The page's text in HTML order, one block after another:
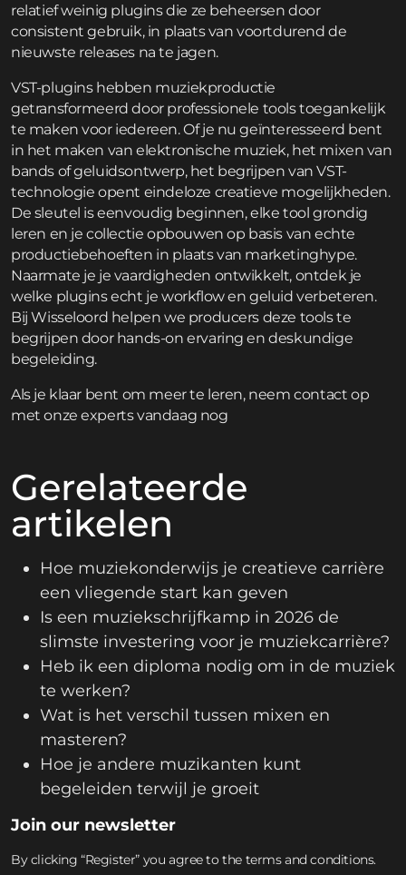
relatief weinig plugins die ze beheersen door
consistent gebruik, in plaats van voortdurend de
nieuwste releases na te jagen.
VST-plugins hebben muziekproductie
getransformeerd door professionele tools toegankelijk
te maken voor iedereen. Of je nu geïnteresseerd bent
in het maken van elektronische muziek, het mixen van
bands of geluidsontwerp, het begrijpen van VST-
technologie opent eindeloze creatieve mogelijkheden.
De sleutel is eenvoudig beginnen, elke tool grondig
leren en je collectie opbouwen op basis van echte
productiebehoeften in plaats van marketinghype.
Naarmate je je vaardigheden ontwikkelt, ontdek je
welke plugins echt je workflow en geluid verbeteren.
Bij Wisseloord helpen we producers deze tools te
begrijpen door hands-on ervaring en deskundige
begeleiding.
Als je klaar bent om meer te leren, neem contact op
met onze experts vandaag nog
Gerelateerde
artikelen
Hoe muziekonderwijs je creatieve carrière
een vliegende start kan geven
Is een muziekschrijfkamp in 2026 de
slimste investering voor je muziekcarrière?
Heb ik een diploma nodig om in de muziek
te werken?
Wat is het verschil tussen mixen en
masteren?
Hoe je andere muzikanten kunt
begeleiden terwijl je groeit
Join our newsletter
By clicking “Register” you agree to the terms and conditions.